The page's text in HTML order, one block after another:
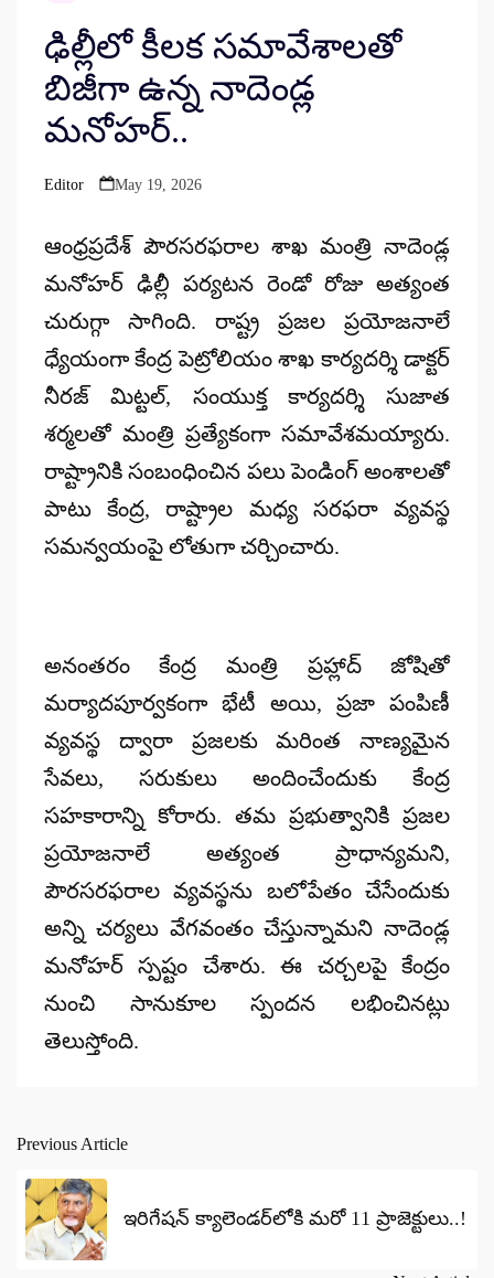
ఢిల్లీలో కీలక సమావేశాలతో
బిజీగా ఉన్న నాదెండ్ల
మనోహర్..
Posted
Editor May 19, 2026
ఆంధ్రప్రదేశ్ పౌరసరఫరాల శాఖ మంత్రి నాదెండ్ల
మనోహర్ ఢిల్లీ పర్యటన రెండో రోజు అత్యంత
చురుగ్గా సాగింది. రాష్ట్ర ప్రజల ప్రయోజనాలే
ధ్యేయంగా కేంద్ర పెట్రోలియం శాఖ కార్యదర్శి డాక్టర్
నీరజ్ మిట్టల్, సంయుక్త కార్యదర్శి సుజాత
శర్మలతో మంత్రి ప్రత్యేకంగా సమావేశమయ్యారు.
రాష్ట్రానికి సంబంధించిన పలు పెండింగ్ అంశాలతో
పాటు కేంద్ర, రాష్ట్రాల మధ్య సరఫరా వ్యవస్థ
సమన్వయంపై లోతుగా చర్చించారు.
అనంతరం కేంద్ర మంత్రి ప్రహ్లాద్ జోషితో
మర్యాదపూర్వకంగా భేటీ అయి, ప్రజా పంపిణీ
వ్యవస్థ ద్వారా ప్రజలకు మరింత నాణ్యమైన
సేవలు, సరుకులు అందించేందుకు కేంద్ర
సహకారాన్ని కోరారు. తమ ప్రభుత్వానికి ప్రజల
ప్రయోజనాలే అత్యంత ప్రాధాన్యమని,
పౌరసరఫరాల వ్యవస్థను బలోపేతం చేసేందుకు
అన్ని చర్యలు వేగవంతం చేస్తున్నామని నాదెండ్ల
మనోహర్ స్పష్టం చేశారు. ఈ చర్చలపై కేంద్రం
నుంచి సానుకూల స్పందన లభించినట్లు
తెలుస్తోంది.
Post
navigation
Previous Article
ఇరిగేషన్ క్యాలెండర్‌లోకి మరో 11 ప్రాజెక్టులు..!